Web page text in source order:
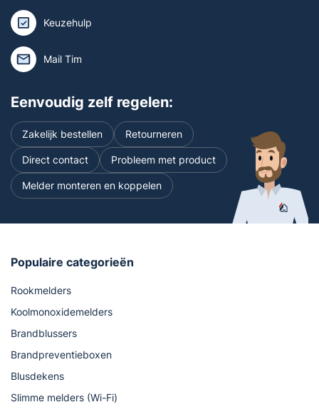
Keuzehulp
Mail Tim
Eenvoudig zelf regelen:
Zakelijk bestellen Retourneren
Direct contact Probleem met product
Melder monteren en koppelen
Populaire categorieën
Rookmelders
Koolmonoxidemelders
Brandblussers
Brandpreventieboxen
Blusdekens
Slimme melders (Wi-Fi)